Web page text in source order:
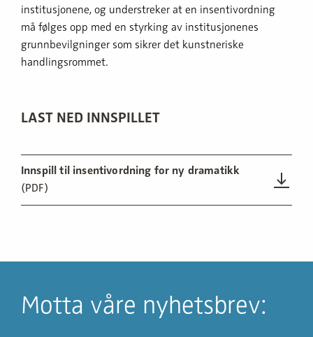
institusjonene, og understreker at en insentivordning
må følges opp med en styrking av institusjonenes
grunnbevilgninger som sikrer det kunstneriske
handlingsrommet.
LAST NED INNSPILLET
Innspill til insentivordning for ny dramatikk
(PDF)
Motta våre nyhetsbrev: